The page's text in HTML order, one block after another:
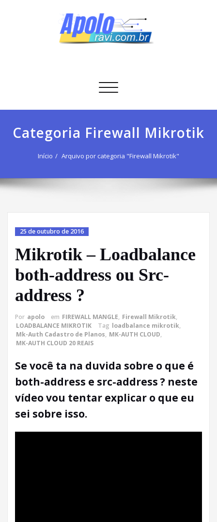
Alternar
Categoria Firewall Mikrotik
Início Arquivo por categoria "Firewall Mikrotik"
25 de outubro de 2016
Mikrotik – Loadbalance
both-address ou Src-
address ?
Por apolo em FIREWALL MANGLE, Firewall Mikrotik,
LOADBALANCE MIKROTIK
Tag loadbalance mikrotik,
Mk-Auth Cadastro de Planos, MK-AUTH CLOUD,
MK-AUTH CLOUD 20 REAIS
Se você ta na duvida sobre o que é
both-address e src-address ? neste
vídeo vou tentar explicar o que eu
sei sobre isso.